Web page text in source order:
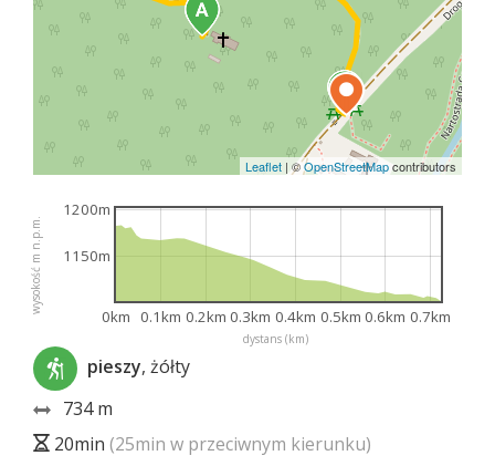
Leaflet | ©OpenStreetMapcontributors
dystans (km)
wysokość m n.p.m.
0km 0.1km 0.2km 0.3km 0.4km 0.5km 0.6km 0.7km
1150m
1200m
pieszy, żółty
734 m
20min (25min w przeciwnym kierunku)